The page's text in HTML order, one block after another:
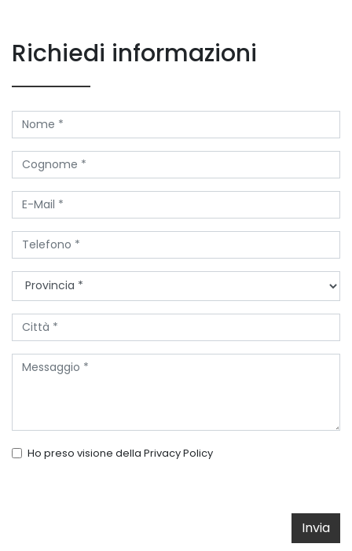
Richiedi informazioni
Ho preso visione della Privacy Policy
Invia